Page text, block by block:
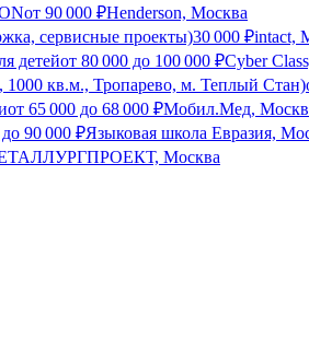
от 90 000 ₽Henderson, Москва
сервисные проекты)30 000 ₽intact,
детейот 80 000 до 100 000 ₽Cyber
кв.м., Тропарево, м. Теплый Стан)
от 65 000 до 68 000 ₽Мобил.Мед,
до 90 000 ₽Языковая школа Евразия,
Москва